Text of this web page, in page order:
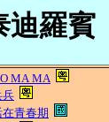
迪羅賓
O MA MA
兵
青春期